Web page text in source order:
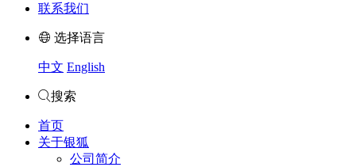
联系我们
选择语言
中文 English
搜索
首页
关于银狐
公司简介